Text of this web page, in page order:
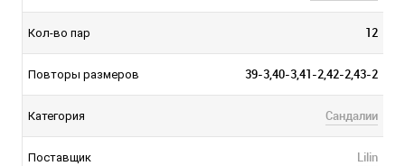
Кол-во пар 12
Повторы размеров 39-3,40-3,41-2,42-2,43-2
Категория Сандалии
Поставщик Lilin